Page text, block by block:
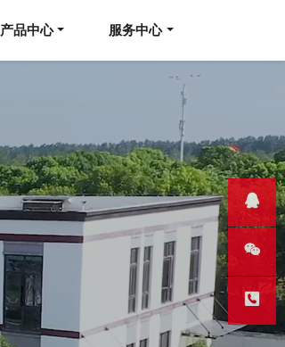
产品中心 服务中心
QQ客服
微信